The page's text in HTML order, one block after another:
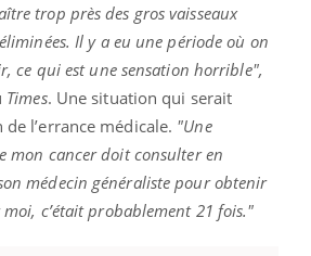
trop près des gros vaisseaux
Il y a eu une période où on
ce qui est une sensation horrible",
Times. Une situation qui serait
l’errance médicale. "Une
mon cancer doit consulter en
médecin généraliste pour obtenir
c’était probablement 21 fois."